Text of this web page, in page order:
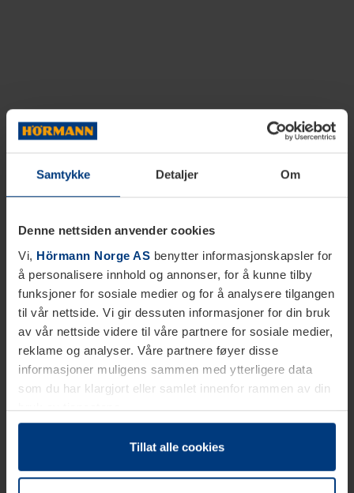
Samtykke Detaljer Om
Denne nettsiden anvender cookies
Vi, Hörmann Norge AS benytter informasjonskapsler for
å personalisere innhold og annonser, for å kunne tilby
funksjoner for sosiale medier og for å analysere tilgangen
til vår nettside. Vi gir dessuten informasjoner for din bruk
av vår nettside videre til våre partnere for sosiale medier,
reklame og analyser. Våre partnere føyer disse
informasjoner muligens sammen med ytterligere data
som du har klargjort eller samlet innenfor rammen av din
bruk av tjenestene.
Etter loven kan vi lagre informasjonskapsler på din
datamaskin, hvis disse er absolutt nødvendig for drift av
trenger vi din tillatelse. Du kan når som helst endre eller
Tillat alle cookies